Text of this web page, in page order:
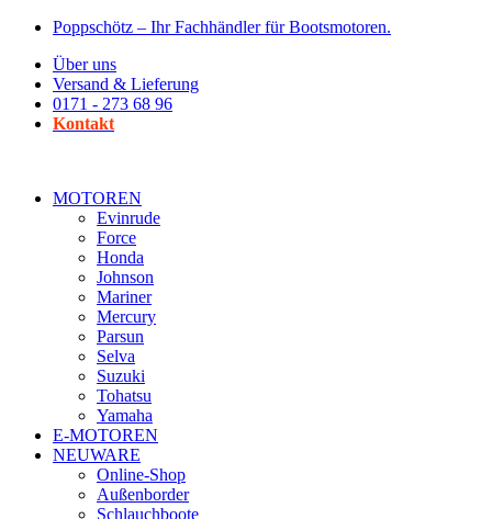
Zum
wechseln
Poppschötz – Ihr Fachhändler für Bootsmotoren.
Über uns
Versand & Lieferung
0171 - 273 68 96
Kontakt
MOTOREN
Evinrude
Force
Honda
Johnson
Mariner
Mercury
Parsun
Selva
Suzuki
Tohatsu
Yamaha
E-MOTOREN
NEUWARE
Online-Shop
Außenborder
Schlauchboote